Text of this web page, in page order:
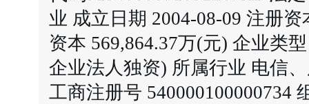
业 成立日期 2004-08-09 注册
资本 569,864.37万(元) 企业类
企业法人独资) 所属行业 电信
工商注册号 540000100000734